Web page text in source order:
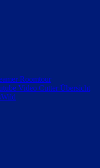
Roomtour
Video Cutter Übersicht